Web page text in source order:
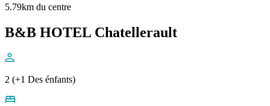
5.79km du centre
B&B HOTEL Chatellerault
2 (+1 Des énfants)